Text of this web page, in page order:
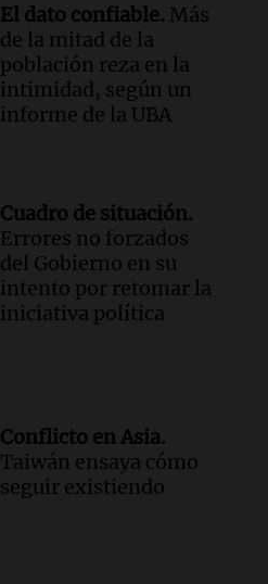
El dato confiable. Más
de la mitad de la
población reza en la
intimidad, según un
informe de la UBA
Cuadro de situación.
Errores no forzados
del Gobierno en su
intento por retomar la
iniciativa política
Conflicto en Asia.
Taiwán ensaya cómo
seguir existiendo